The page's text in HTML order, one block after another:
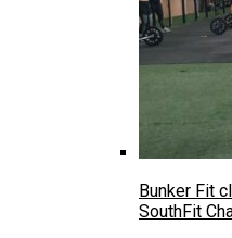
Bunker Fit
SouthFit